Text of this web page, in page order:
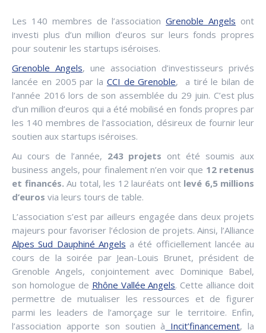
Les 140 membres de l’associationGrenoble Angels ont
investi plus d’un million d’euros sur leurs fonds propres
pour soutenir les startups iséroises.
Grenoble Angels, une association d’investisseurs privés
lancée en 2005 par la CCI de Grenoble, a tiré le bilan de
l’année 2016 lors de son assemblée du 29 juin. C’est plus
d’un million d’euros qui a été mobilisé en fonds propres par
les 140 membres de l’association, désireux de fournir leur
soutien aux startups iséroises.
Au cours de l’année, 243 projets ont été soumis aux
business angels, pour finalement n’en voir que 12 retenus
et financés. Au total, les 12 lauréats ont levé 6,5 millions
d’euros via leurs tours de table.
L’association s’est par ailleurs engagée dans deux projets
majeurs pour favoriser l’éclosion de projets. Ainsi, l’Alliance
Alpes Sud Dauphiné Angels a été officiellement lancée au
cours de la soirée par Jean-Louis Brunet, président de
Grenoble Angels, conjointement avec Dominique Babel,
son homologue de Rhône Vallée Angels. Cette alliance doit
permettre de mutualiser les ressources et de figurer
parmi les leaders de l’amorçage sur le territoire. Enfin,
l’association apporte son soutien à Incit’financement, la